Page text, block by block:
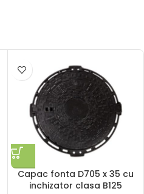
Capac fonta D705 x 35 cu
inchizator clasa B125